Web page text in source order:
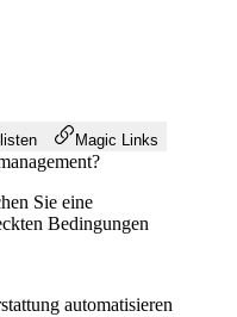
Magic Links
Sie eine
Bedingungen
automatisieren